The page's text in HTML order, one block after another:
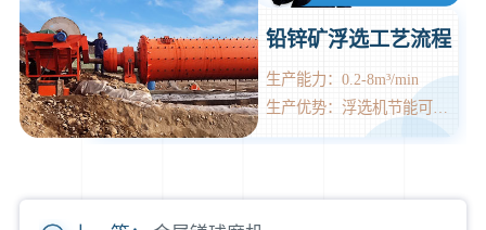
铅锌矿浮选工艺流程
生产能力：0.2-8m³/min